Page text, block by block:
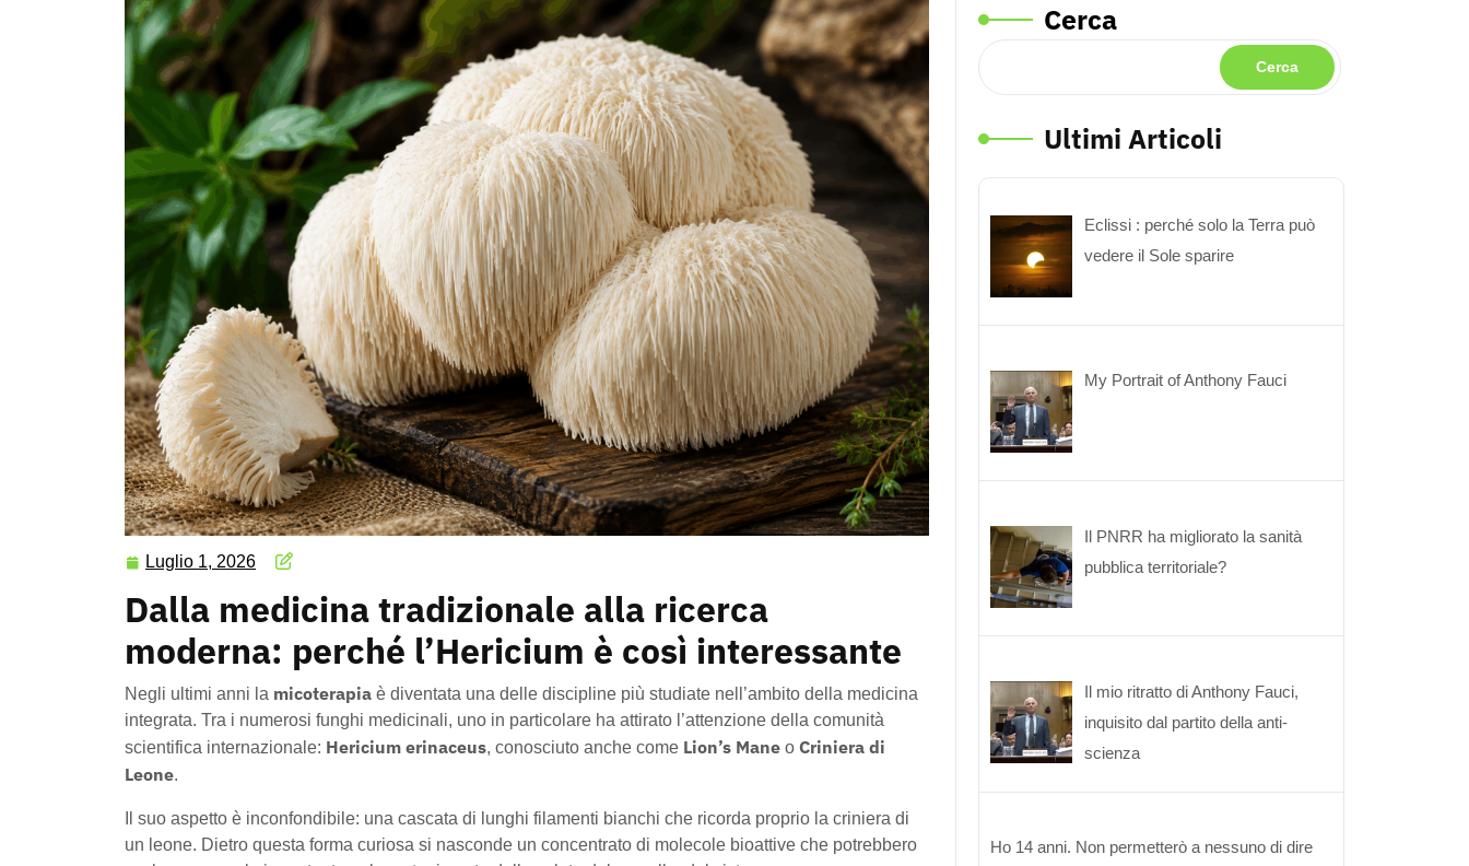
Luglio 1, 2026
Dalla medicina tradizionale alla ricerca
moderna: perché l’Hericium è così interessante
Negli ultimi anni la micoterapia è diventata una delle discipline più studiate nell’ambito della medicina
integrata. Tra i numerosi funghi medicinali, uno in particolare ha attirato l’attenzione della comunità
scientifica internazionale: Hericium erinaceus, conosciuto anche come Lion’s Mane o Criniera di
Leone.
Il suo aspetto è inconfondibile: una cascata di lunghi filamenti bianchi che ricorda proprio la criniera di
un leone. Dietro questa forma curiosa si nasconde un concentrato di molecole bioattive che potrebbero
Cerca
Cerca
Ultimi Articoli
Eclissi : perché solo la Terra può
vedere il Sole sparire
My Portrait of Anthony Fauci
Il PNRR ha migliorato la sanità
pubblica territoriale?
Il mio ritratto di Anthony Fauci,
inquisito dal partito della anti-
scienza
Ho 14 anni. Non permetterò a nessuno di dire